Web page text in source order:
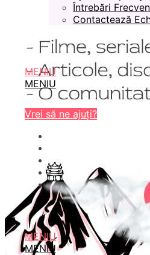
Întrebări
Contactează
MENIU
MENIU
Vrei să ne ajuți?
MENIU
MENIU